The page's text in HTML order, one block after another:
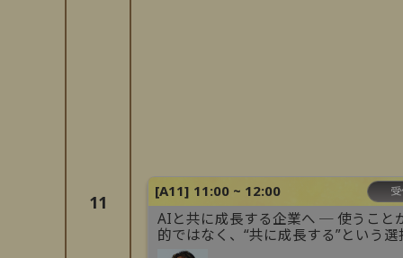
11
[A11] 11:00 ~ 12:00
AIと共に成長する企業へ ─ 使うこと
的ではなく、“共に成長する”という